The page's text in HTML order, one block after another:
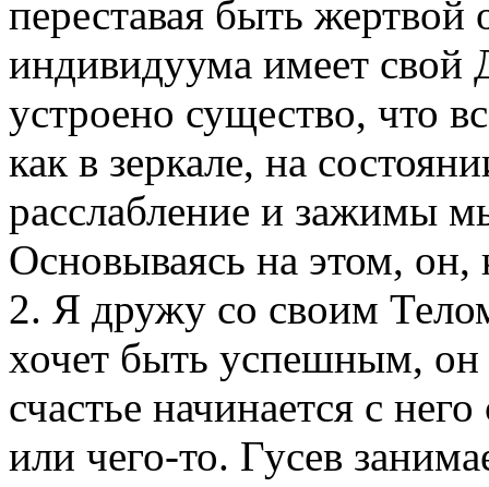
переставая быть жертвой
индивидуума имеет свой
устроено существо, что
как в зеркале, на
расслабление и зажимы
Основываясь на этом,
2. Я дружу со своим
хочет быть успешным, он
счастье начинается с
или чего-то. Гусев